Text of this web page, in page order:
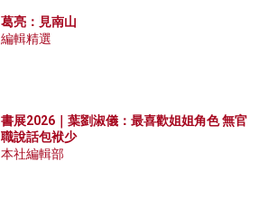
葛亮：見南山
編輯精選
書展2026｜葉劉淑儀：最喜歡姐姐角色 無官
職說話包袱少
本社編輯部